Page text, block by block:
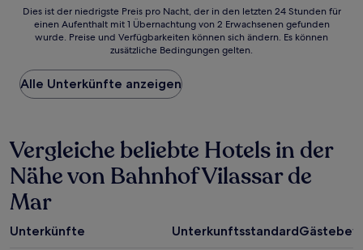
Dies
der
Preis
pro
Nacht,
den
letzten
24 Stunden
für
einen
mit
Dies ist der niedrigste Preis pro Nacht, der in den letzten 24 Stunden für
einen Aufenthalt mit 1 Übernachtung von 2 Erwachsenen gefunden
wurde. Preise und Verfügbarkeiten können sich ändern. Es können
zusätzliche Bedingungen gelten.
Alle Unterkünfte anzeigen
Vergleiche beliebte Hotels in der
Nähe von Bahnhof Vilassar de
Mar
Unterkünfte Unterkunftsstandard